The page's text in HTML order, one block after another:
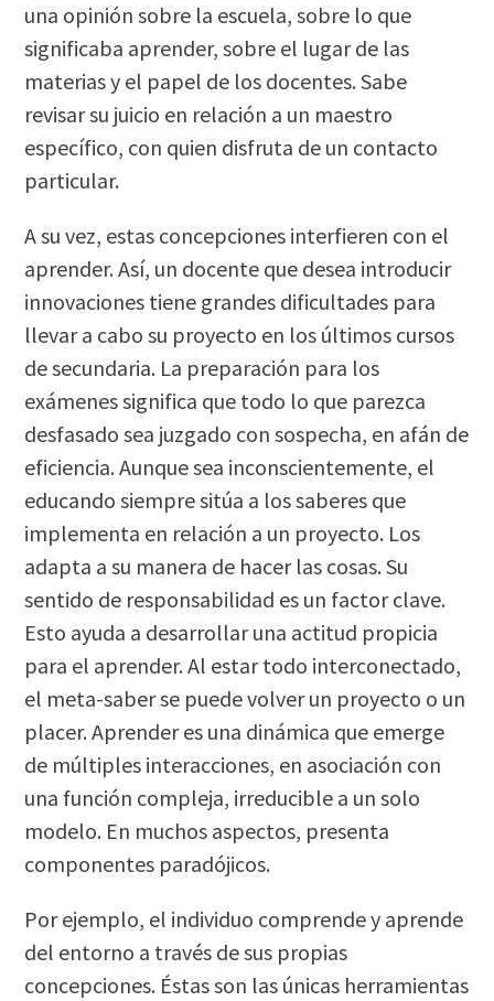
una opinión sobre la escuela, sobre lo que
significaba aprender, sobre el lugar de las
materias y el papel de los docentes. Sabe
revisar su juicio en relación a un maestro
específico, con quien disfruta de un contacto
particular.
A su vez, estas concepciones interfieren con el
aprender. Así, un docente que desea introducir
innovaciones tiene grandes dificultades para
llevar a cabo su proyecto en los últimos cursos
de secundaria. La preparación para los
exámenes significa que todo lo que parezca
desfasado sea juzgado con sospecha, en afán de
eficiencia. Aunque sea inconscientemente, el
educando siempre sitúa a los saberes que
implementa en relación a un proyecto. Los
adapta a su manera de hacer las cosas. Su
sentido de responsabilidad es un factor clave.
Esto ayuda a desarrollar una actitud propicia
para el aprender. Al estar todo interconectado,
el meta-saber se puede volver un proyecto o un
placer. Aprender es una dinámica que emerge
de múltiples interacciones, en asociación con
una función compleja, irreducible a un solo
modelo. En muchos aspectos, presenta
componentes paradójicos.
Por ejemplo, el individuo comprende y aprende
del entorno a través de sus propias
concepciones. Éstas son las únicas herramientas